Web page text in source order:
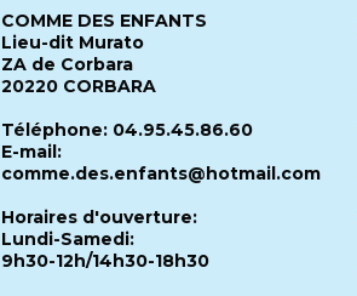
COMME DES ENFANTS
Lieu-dit Murato
ZA de Corbara
20220 CORBARA
Téléphone: 04.95.45.86.60
E-mail:
comme.des.enfants@hotmail.com
Horaires d'ouverture:
Lundi-Samedi:
9h30-12h/14h30-18h30